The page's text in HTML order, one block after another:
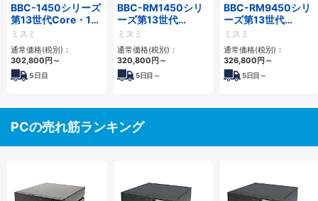
BBC-1450シリーズ
第13世代Core・12
世代Celeron対応小
型フロアマウント
4PCIe
ミスミ
通常価格(税別)：
302,800円～
5日目
BBC-RM1450シリ
ーズ第13世代
Core・12世代
Celeron対応ラック
マウント4PCIe
ミスミ
通常価格(税別)：
320,800円～
5日目～
BBC-RM9450シリ
ーズ第13世代
Core・12世代
Celeron対応ラック
マウント4PCIe
ミスミ
通常価格(税別)：
326,800円～
5日目～
PCの売れ筋ランキング